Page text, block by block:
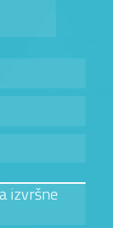
izvršne